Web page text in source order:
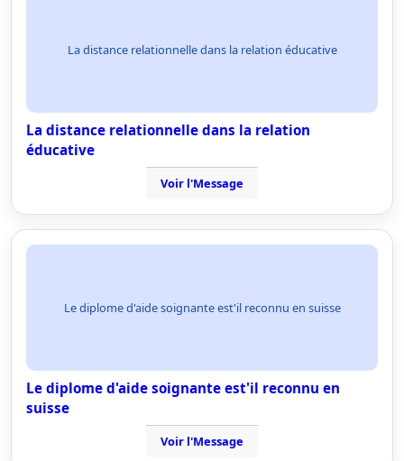
La distance relationnelle dans la relation éducative
La distance relationnelle dans la relation
éducative
Voir l'Message
Le diplome d'aide soignante est'il reconnu en suisse
Le diplome d'aide soignante est'il reconnu en
suisse
Voir l'Message